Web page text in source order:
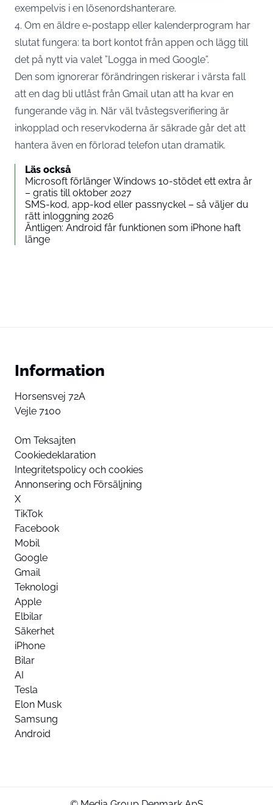
exempelvis i en lösenordshanterare.
4. Om en äldre e-postapp eller kalenderprogram har
slutat fungera: ta bort kontot från appen och lägg till
det på nytt via valet ”Logga in med Google”.
Den som ignorerar förändringen riskerar i värsta fall
att en dag bli utlåst från Gmail utan att ha kvar en
fungerande väg in. När väl tvåstegsverifiering är
inkopplad och reservkoderna är säkrade går det att
hantera även en förlorad telefon utan dramatik.
Läs också
Microsoft förlänger Windows 10-stödet ett extra år
– gratis till oktober 2027
SMS-kod, app-kod eller passnyckel – så väljer du
rätt inloggning 2026
Äntligen: Android får funktionen som iPhone haft
länge
Information
Horsensvej 72A
Vejle 7100
Om Teksajten
Cookiedeklaration
Integritetspolicy och cookies
Annonsering och Försäljning
X
TikTok
Facebook
Mobil
Google
Gmail
Teknologi
Apple
Elbilar
Säkerhet
iPhone
Bilar
AI
Tesla
Elon Musk
Samsung
Android